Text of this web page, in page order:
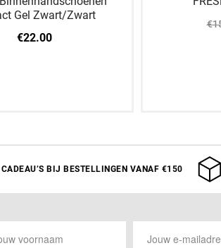
Gel Zwart/Zwart
€22.00
Aan
BIJ BESTELLINGEN VANAF €150